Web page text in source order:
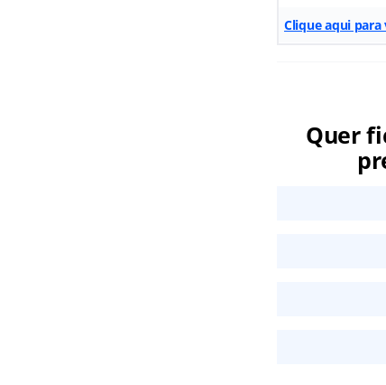
Clique aqui para
Quer